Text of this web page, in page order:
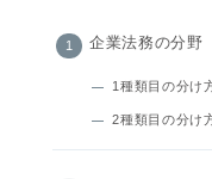
企業法務の分野
1種類目の分け
2種類目の分け